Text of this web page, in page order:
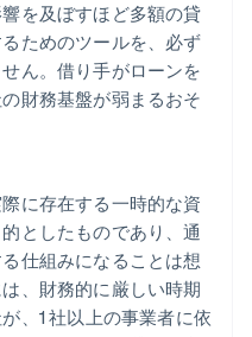
を及ぼすほど多額の貸
ためのツールを、必ず
ん。借り手がローンを
財務基盤が弱まるおそ
に存在する一時的な資
としたものであり、通
仕組みになることは想
、財務的に厳しい時期
、1 社以上の事業者に依